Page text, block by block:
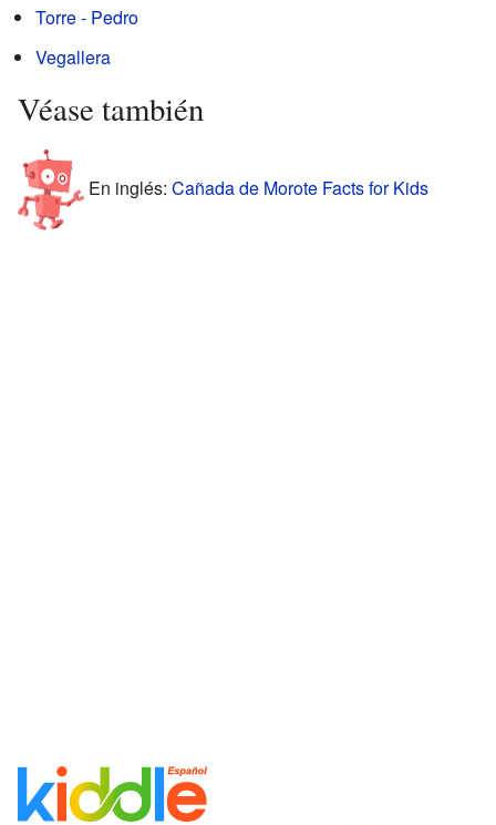
Torre - Pedro
Vegallera
Véase también
En inglés: Cañada de Morote Facts for Kids